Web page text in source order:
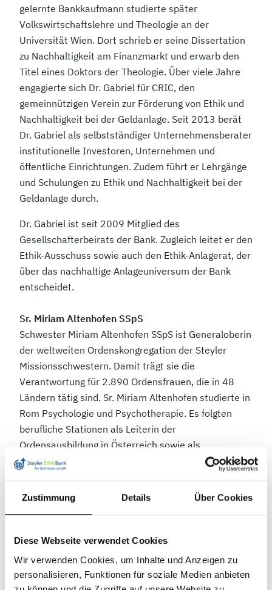
Zustimmung Details Über Cookies
Diese Webseite verwendet Cookies
Wir verwenden Cookies, um Inhalte und Anzeigen zu
personalisieren, Funktionen für soziale Medien anbieten
gelernte Bankkaufmann studierte später
Volkswirtschaftslehre und Theologie an der
Universität Wien. Dort schrieb er seine Dissertation
zu Nachhaltigkeit am Finanzmarkt und erwarb den
Titel eines Doktors der Theologie. Über viele Jahre
engagierte sich Dr. Gabriel für CRIC, den
gemeinnützigen Verein zur Förderung von Ethik und
Nachhaltigkeit bei der Geldanlage. Seit 2013 berät
Dr. Gabriel als selbstständiger Unternehmensberater
institutionelle Investoren, Unternehmen und
öffentliche Einrichtungen. Zudem führt er Lehrgänge
und Schulungen zu Ethik und Nachhaltigkeit bei der
Geldanlage durch.
Dr. Gabriel ist seit 2009 Mitglied des
Gesellschafterbeirats der Bank. Zugleich leitet er den
Ethik-Ausschuss sowie auch den Ethik-Anlagerat, der
über das nachhaltige Anlageuniversum der Bank
entscheidet.
Sr. Miriam Altenhofen SSpS
Schwester Miriam Altenhofen SSpS ist Generaloberin
der weltweiten Ordenskongregation der Steyler
Missionsschwestern. Damit trägt sie die
Verantwortung für 2.890 Ordensfrauen, die in 48
Ländern tätig sind. Sr. Miriam Altenhofen studierte in
Rom Psychologie und Psychotherapie. Es folgten
berufliche Stationen als Leiterin der
Ordensausbildung in Österreich sowie als
Pastoralpsychologin in Freiburg, wo sie Priester und
P. Jacques Kamba Kabaya SVD
Pater Jacques Kamba Kabaya ist seit Anfang 2024
Philosophisch-Theologischen Hochschule Sankt
Augustin war er viele Jahre lang als Seelsorger tätig.